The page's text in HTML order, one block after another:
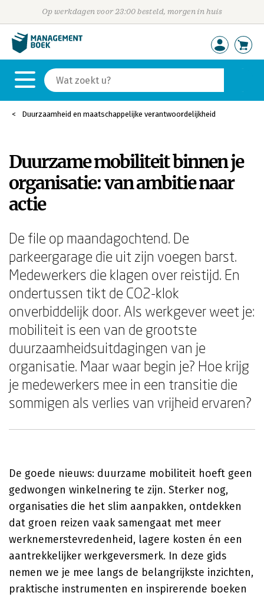
Op werkdagen voor 23:00 besteld, morgen in huis
Duurzaamheid en maatschappelijke verantwoordelijkheid
Duurzame mobiliteit binnen je
organisatie: van ambitie naar
actie
De file op maandagochtend. De
parkeergarage die uit zijn voegen barst.
Medewerkers die klagen over reistijd. En
ondertussen tikt de CO2-klok
onverbiddelijk door. Als werkgever weet je:
mobiliteit is een van de grootste
duurzaamheidsuitdagingen van je
organisatie. Maar waar begin je? Hoe krijg
je medewerkers mee in een transitie die
sommigen als verlies van vrijheid ervaren?
De goede nieuws: duurzame mobiliteit hoeft geen
gedwongen winkelnering te zijn. Sterker nog,
organisaties die het slim aanpakken, ontdekken
dat groen reizen vaak samengaat met meer
werknemerstevredenheid, lagere kosten én een
aantrekkelijker werkgeversmerk. In deze gids
nemen we je mee langs de belangrijkste inzichten,
praktische instrumenten en inspirerende boeken